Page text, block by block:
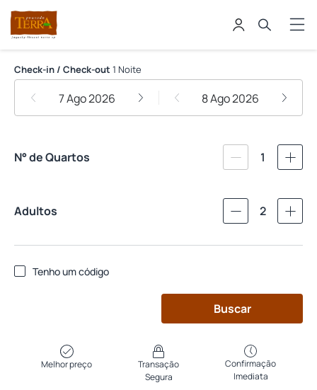
Pousada Terra Juquehy
Check-in / Check-out 1 Noite
7 Ago 2026 8 Ago 2026
N° de Quartos 1
Adultos 2
Tenho um código
Buscar
Melhor preço
Transação
Segura
Confirmação
Imediata